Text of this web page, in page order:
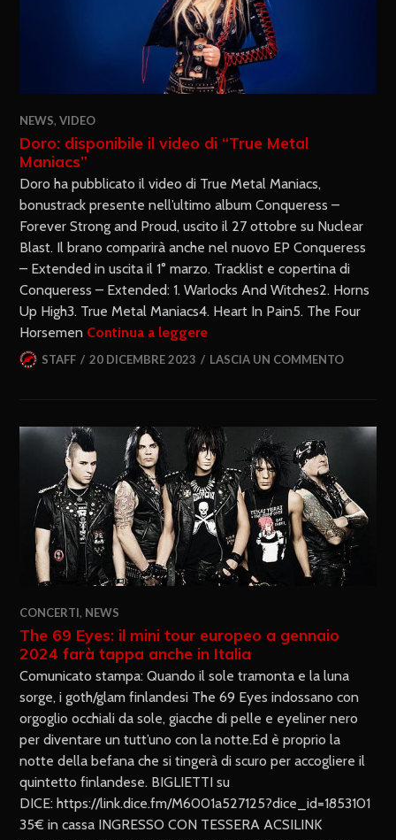
NEWS,VIDEO
Doro: disponibile il video di “True Metal
Maniacs”
Doro ha pubblicato il video di True Metal Maniacs,
bonustrack presente nell’ultimo album Conqueress –
Forever Strong and Proud, uscito il 27 ottobre su Nuclear
Blast. Il brano comparirà anche nel nuovo EP Conqueress
– Extended in uscita il 1° marzo. Tracklist e copertina di
Conqueress – Extended: 1. Warlocks And Witches2. Horns
Up High3. True Metal Maniacs4. Heart In Pain5. The Four
Horsemen Continua a leggere
STAFF 20 DICEMBRE 2023 LASCIA UN COMMENTO
CONCERTI, NEWS
The 69 Eyes: il mini tour europeo a gennaio
2024 farà tappa anche in Italia
Comunicato stampa: Quando il sole tramonta e la luna
sorge, i goth/glam finlandesi The 69 Eyes indossano con
orgoglio occhiali da sole, giacche di pelle e eyeliner nero
per diventare un tutt’uno con la notte.Ed è proprio la
notte della befana che si tingerà di scuro per accogliere il
quintetto finlandese. BIGLIETTI su
DICE: https://link.dice.fm/M6001a527125?dice_id=1853101
35€ in cassa INGRESSO CON TESSERA ACSILINK